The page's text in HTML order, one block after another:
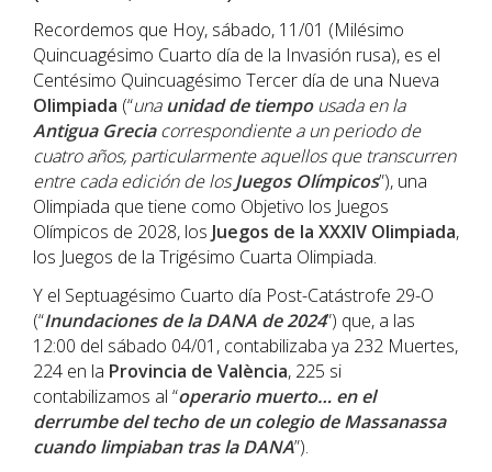
Recordemos que Hoy, sábado, 11/01 (Milésimo
Quincuagésimo Cuarto día de la Invasión rusa), es el
Centésimo Quincuagésimo Tercer día de una Nueva
Olimpiada (“unaunidad de tiempousada en la
Antigua Greciacorrespondiente a un periodo de
cuatro años, particularmente aquellos que transcurren
entre cada edición de losJuegos Olímpicos”), una
Olimpiada que tiene como Objetivo los Juegos
Olímpicos de 2028, los Juegos de la XXXIV Olimpiada,
los Juegos de la Trigésimo Cuarta Olimpiada.
Y el Septuagésimo Cuarto día Post-Catástrofe 29-O
(“Inundaciones de la DANA de 2024”) que, a las
12:00 del sábado 04/01, contabilizaba ya 232 Muertes,
224 en la Provincia de València, 225 si
contabilizamos al “operario muerto… en el
derrumbe del techo de un colegio de Massanassa
cuando limpiaban tras la DANA”).